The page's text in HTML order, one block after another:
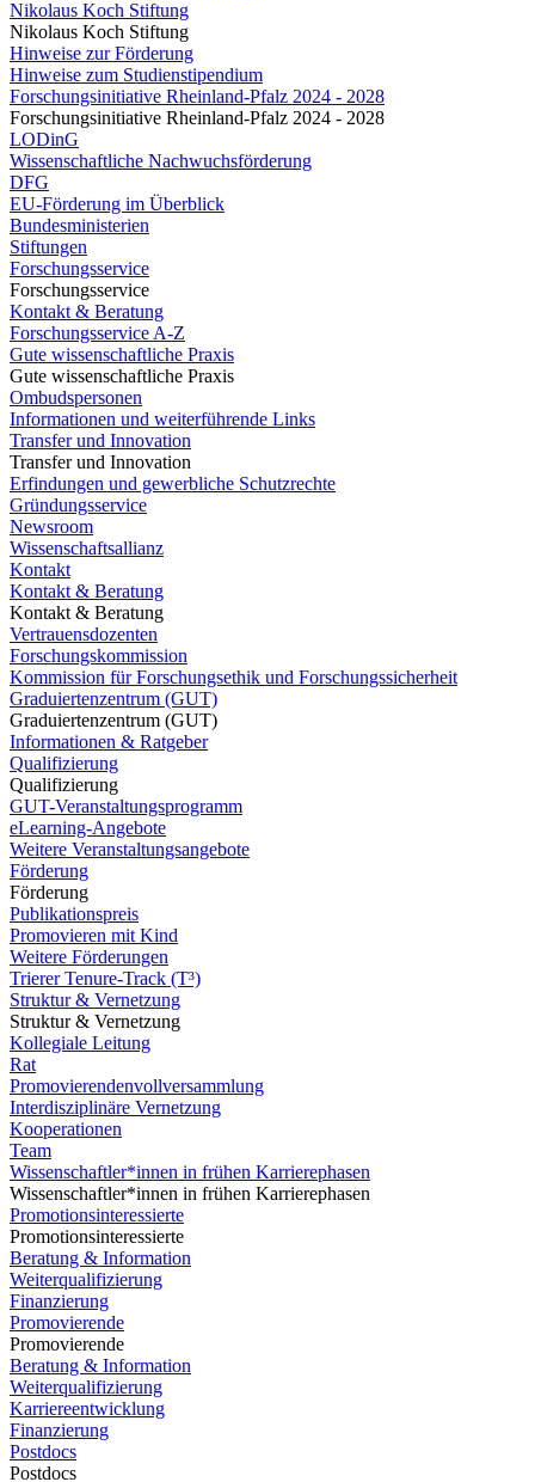
Nikolaus Koch Stiftung
Nikolaus Koch Stiftung
Hinweise zur Förderung
Hinweise zum Studienstipendium
Forschungsinitiative Rheinland-Pfalz 2024 - 2028
Forschungsinitiative Rheinland-Pfalz 2024 - 2028
LODinG
Wissenschaftliche Nachwuchsförderung
DFG
EU-Förderung im Überblick
Bundesministerien
Stiftungen
Forschungsservice
Forschungsservice
Kontakt & Beratung
Forschungsservice A-Z
Gute wissenschaftliche Praxis
Gute wissenschaftliche Praxis
Ombudspersonen
Informationen und weiterführende Links
Transfer und Innovation
Transfer und Innovation
Erfindungen und gewerbliche Schutzrechte
Gründungsservice
Newsroom
Wissenschaftsallianz
Kontakt
Kontakt & Beratung
Kontakt & Beratung
Vertrauensdozenten
Forschungskommission
Kommission für Forschungsethik und Forschungssicherheit
Graduiertenzentrum (GUT)
Graduiertenzentrum (GUT)
Informationen & Ratgeber
Qualifizierung
Qualifizierung
GUT-Veranstaltungsprogramm
eLearning-Angebote
Weitere Veranstaltungsangebote
Förderung
Förderung
Publikationspreis
Promovieren mit Kind
Weitere Förderungen
Trierer Tenure-Track (T³)
Struktur & Vernetzung
Struktur & Vernetzung
Kollegiale Leitung
Rat
Promovierendenvollversammlung
Interdisziplinäre Vernetzung
Kooperationen
Team
Wissenschaftler*innen in frühen Karrierephasen
Wissenschaftler*innen in frühen Karrierephasen
Promotionsinteressierte
Promotionsinteressierte
Beratung & Information
Weiterqualifizierung
Finanzierung
Promovierende
Promovierende
Beratung & Information
Weiterqualifizierung
Karriereentwicklung
Finanzierung
Postdocs
Postdocs